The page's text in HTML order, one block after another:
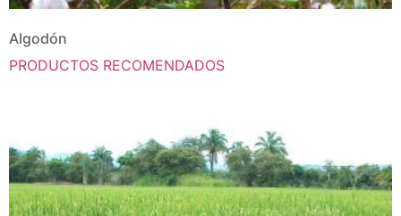
Algodón
PRODUCTOS RECOMENDADOS